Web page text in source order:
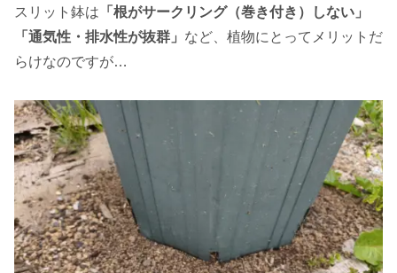
スリット鉢は 「根がサークリング（巻き付き）しない」
「通気性・排水性が抜群」 など、植物にとってメリットだ
らけなのですが…